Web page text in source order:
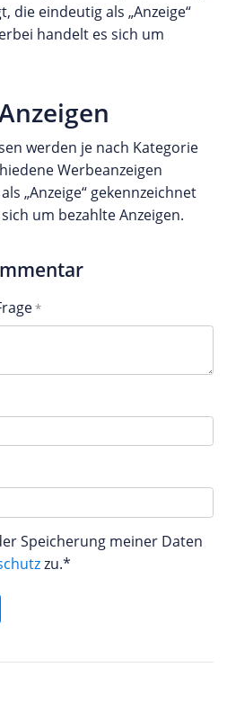
die eindeutig als „Anzeige“
handelt es sich um
werden je nach Kategorie
Werbeanzeigen
„Anzeige“ gekennzeichnet
um bezahlte Anzeigen.
Speicherung meiner Daten
zu.*